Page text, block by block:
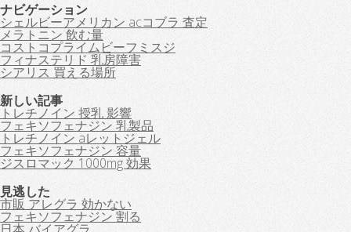
ナビゲーション
シェルビーアメリカン acコブラ 査定
メラトニン 飲む量
コストコプライムビーフミスジ
フィナステリド 乳房障害
シアリス 買える場所
新しい記事
トレチノイン 授乳 影響
フェキソフェナジン 乳製品
トレチノイン aレットジェル
フェキソフェナジン 容量
ジスロマック 1000mg 効果
見逃した
市販 アレグラ 効かない
フェキソフェナジン 割る